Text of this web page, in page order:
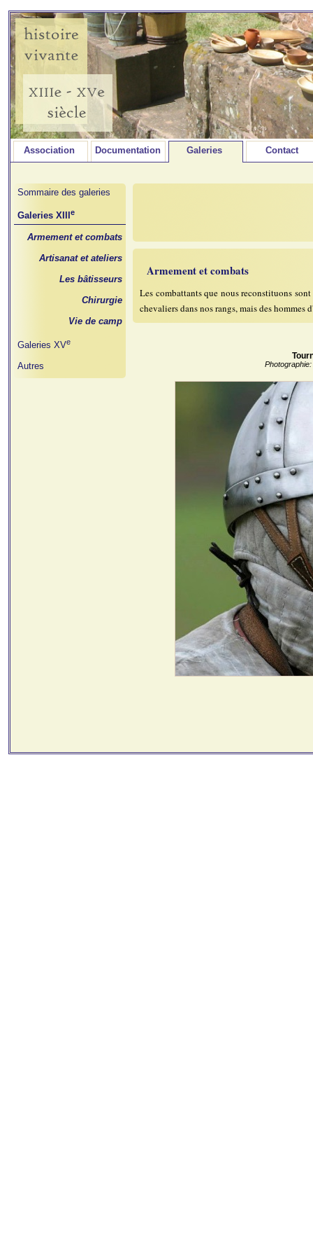
Association Documentation Galeries Contact
Sommaire des galeries
Galeries XIII e
Armement et combats
Artisanat et ateliers
Les bâtisseurs
Chirurgie
Vie de camp
Galeries XVe
Autres
Armement et combats
Les combattants que nous reconstituons
chevaliers dans nos rangs, mais des hommes